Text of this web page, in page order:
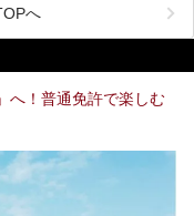
選をご紹介します。
のまま朝までゆっくりでき
ある人も多いのではないで
めのスーパー銭湯を、目的
1,000円以下で楽しめる安
もぴったりなエンタメ要素
ンに合わせて参考にしてく
へ
へ！普通免許で楽しむ